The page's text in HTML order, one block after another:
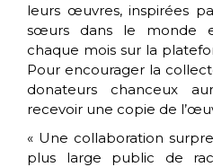
leurs œuvres, inspirées
sœurs dans le monde
chaque mois sur la
Pour encourager la
donateurs chanceux
recevoir une copie de
« Une collaboration
plus large public de